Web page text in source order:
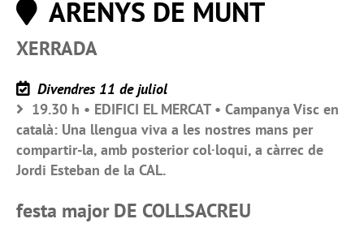
ARENYS DE MUNT
XERRADA
Divendres 11 de juliol
19.30 h • EDIFICI EL MERCAT • Campanya Visc en
català: Una llengua viva a les nostres mans per
compartir-la, amb posterior col·loqui, a càrrec de
Jordi Esteban de la CAL.
festa major DE COLLSACREU